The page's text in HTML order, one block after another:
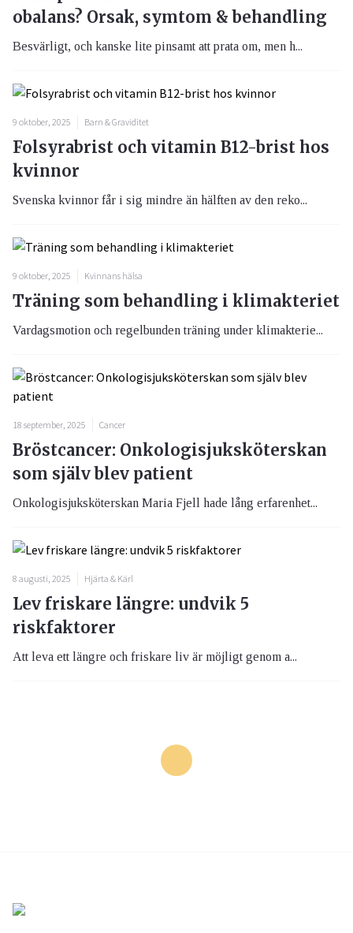
obalans? Orsak, symtom & behandling
Besvärligt, och kanske lite pinsamt att prata om, men h...
9 oktober, 2025 Barn & Graviditet
Folsyrabrist och vitamin B12-brist hos
kvinnor
Svenska kvinnor får i sig mindre än hälften av den reko...
9 oktober, 2025 Kvinnans hälsa
Träning som behandling i klimakteriet
Vardagsmotion och regelbunden träning under klimakterie...
18 september, 2025 Cancer
Bröstcancer: Onkologisjuksköterskan
som själv blev patient
Onkologisjuksköterskan Maria Fjell hade lång erfarenhet...
8 augusti, 2025 Hjärta & Kärl
Lev friskare längre: undvik 5
riskfaktorer
Att leva ett längre och friskare liv är möjligt genom a...